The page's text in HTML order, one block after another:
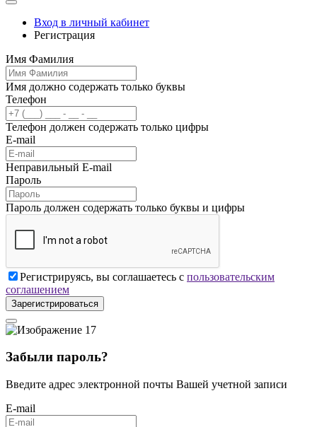
Вход в личный кабинет
Регистрация
Имя Фамилия
Имя должно содержать только буквы
Телефон
Телефон должен содержать только цифры
E-mail
Неправильный E-mail
Пароль
Пароль должен содержать только буквы и цифры
Регистрируясь, вы соглашаетесь с пользовательским
соглашением
Зарегистрироваться
Забыли пароль?
Введите адрес электронной почты Вашей учетной записи
E-mail